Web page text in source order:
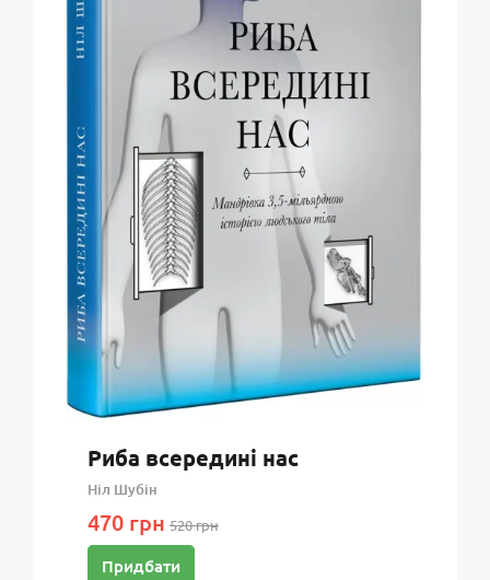
Риба всередині нас
Ніл Шубін
470 грн 520 грн
Придбати